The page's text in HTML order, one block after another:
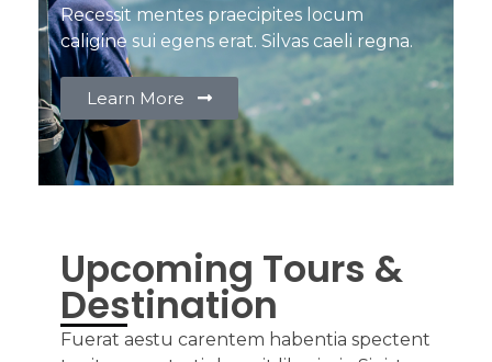
Recessit mentes praecipites locum
caligine sui egens erat. Silvas caeli regna.
Learn More
Upcoming Tours &
Destination
Fuerat aestu carentem habentia spectent